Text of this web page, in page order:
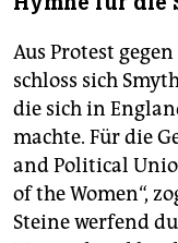
Aus Protest
schloss sich
die sich in
machte. Für die
and Political
of the Women“,
Steine werfend